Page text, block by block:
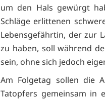
um den Hals gewürgt
Schläge erlittenen
Lebensgefährtin, der zur
zu haben, soll während
sein, ohne sich jedoch
Am Folgetag sollen die
Tatopfers gemeinsam in